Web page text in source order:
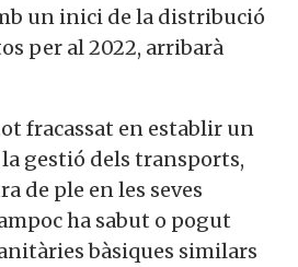
un inici de la distribució
per al 2022, arribarà
fracassat en establir un
gestió dels transports,
de ple en les seves
ha sabut o pogut
bàsiques similars